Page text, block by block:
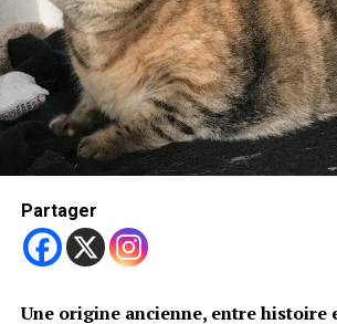
Les propriétaires de chiens
sondage en ligne et partagent des
mode de vie et la santé de leurs
Les chercheurs utilisent ensuite ces
séquencer le génome des chiens, en
les gènes liés au vieillissement, aux
et aux changements de comportement.
chiens
Partager
Une origine ancienne, entre histoire